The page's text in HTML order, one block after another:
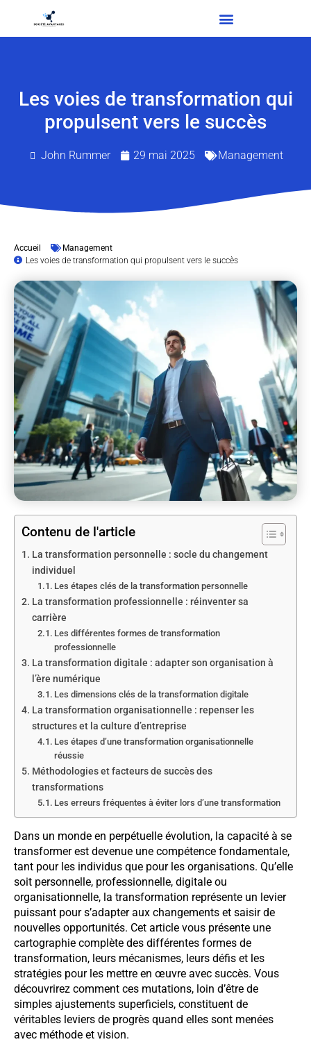
Les voies de transformation qui
propulsent vers le succès
John Rummer 29 mai 2025 Management
Accueil
Management
Les voies de transformation qui propulsent vers le succès
Contenu de l'article
La transformation personnelle : socle du changement
individuel
Les étapes clés de la transformation personnelle
La transformation professionnelle : réinventer sa
carrière
Les différentes formes de transformation
professionnelle
La transformation digitale : adapter son organisation à
l’ère numérique
Les dimensions clés de la transformation digitale
La transformation organisationnelle : repenser les
structures et la culture d’entreprise
Les étapes d’une transformation organisationnelle
réussie
Méthodologies et facteurs de succès des
transformations
Les erreurs fréquentes à éviter lors d’une transformation
Dans un monde en perpétuelle évolution, la capacité à se
transformer est devenue une compétence fondamentale,
tant pour les individus que pour les organisations. Qu’elle
soit personnelle, professionnelle, digitale ou
organisationnelle, la transformation représente un levier
puissant pour s’adapter aux changements et saisir de
nouvelles opportunités. Cet article vous présente une
cartographie complète des différentes formes de
transformation, leurs mécanismes, leurs défis et les
stratégies pour les mettre en œuvre avec succès. Vous
découvrirez comment ces mutations, loin d’être de
simples ajustements superficiels, constituent de
véritables leviers de progrès quand elles sont menées
avec méthode et vision.